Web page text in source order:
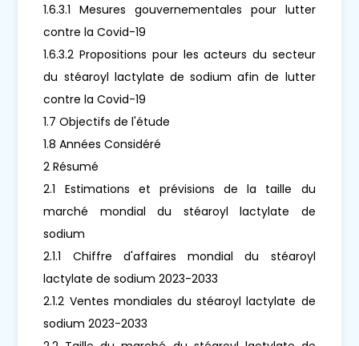
1.6.3.1 Mesures gouvernementales pour lutter
contre la Covid-19
1.6.3.2 Propositions pour les acteurs du secteur
du stéaroyl lactylate de sodium afin de lutter
contre la Covid-19
1.7 Objectifs de l'étude
1.8 Années Considéré
2 Résumé
2.1 Estimations et prévisions de la taille du
marché mondial du stéaroyl lactylate de
sodium
2.1.1 Chiffre d'affaires mondial du stéaroyl
lactylate de sodium 2023-2033
2.1.2 Ventes mondiales du stéaroyl lactylate de
sodium 2023-2033